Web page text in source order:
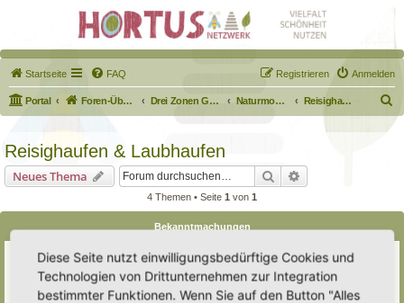
Startseite FAQ Anmelden
Registrieren
Portal Foren-Übersicht Drei Zonen Garten Naturmodule & kleine Biotope Reisighaufen & Laubhaufen
u
Reisighaufen & Laubhaufen
Neues Thema Suche
4 Themen • Seite 1 von 1
Bekanntmachungen
Erweiterung der Kriterien zur Eintragung eines Hortus
Letzter Beitrag von Heike Ehrle
Di 29. Jul 2025, 17:08
Verfasst inAnkündigungen & Fragen zum Forum
Antworten:3
Diese Seite nutzt einwilligungsbedürftige Cookies und
Technologien von Drittunternehmen zur Integration
bestimmter Funktionen. Wenn Sie auf den Button "Alles